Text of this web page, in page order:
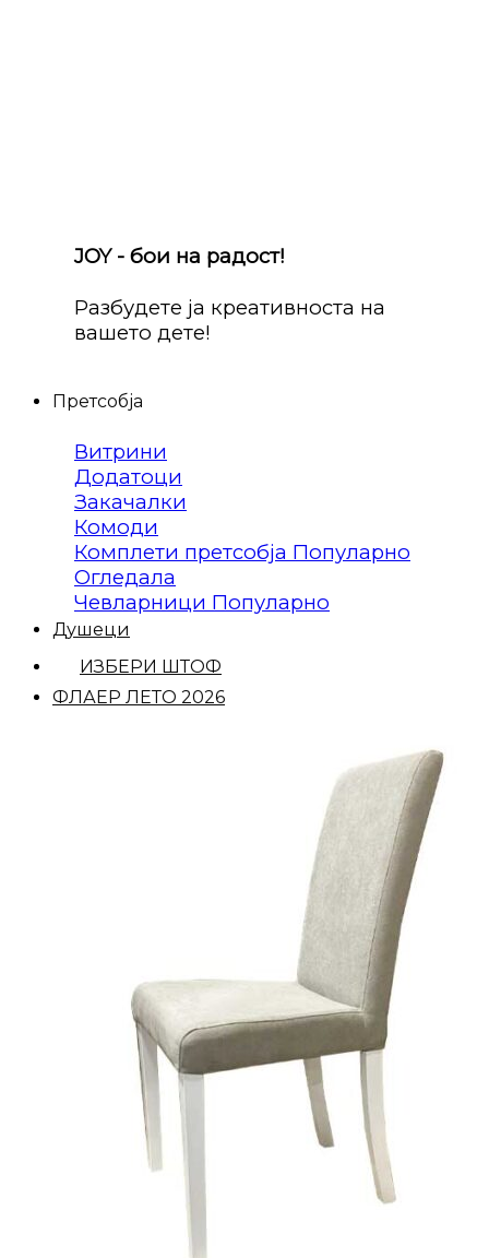
JOY - бои на радост!
Разбудете ја креативноста на
вашето дете!
Претсобја
Витрини
Додатоци
Закачалки
Комоди
Комплети претсобја
Огледала
Чевларници
Душеци
ИЗБЕРИ ШТОФ
ФЛАЕР ЛЕТО 2026